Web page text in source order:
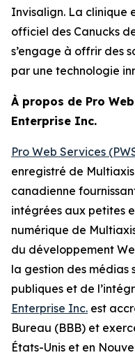
Invisalign. La clinique
officiel des Canucks
s’engage à offrir des
par une technologie
À propos de Pro
Enterprise Inc.
Pro Web Services
enregistré de
canadienne
intégrées aux petites
numérique de
du développement
la gestion des médias
publiques et de
Enterprise Inc. est
Bureau (BBB) et
États-Unis et en